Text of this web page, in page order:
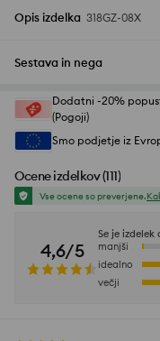
Opis izdelka 318GZ-08X
Sestava in nega
Dodatni -20%
(Pogoji)
Smo podjetje iz
Ocene izdelkov(111)
Vse ocene so preverjene.
4,6/5
Se je
manjši
idealno
večji